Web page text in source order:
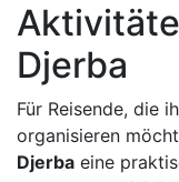
Djerba
Für Reisende, die
organisieren
Djerba eine